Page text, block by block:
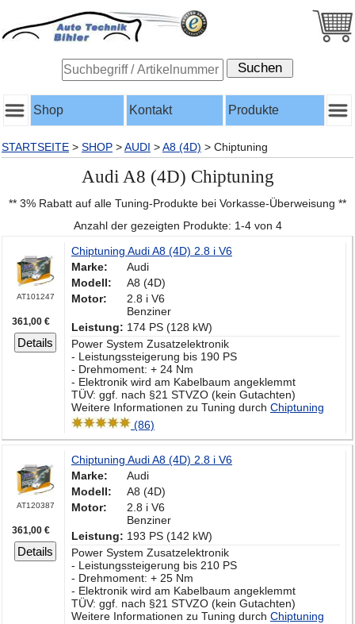
Shop Kontakt Produkte
STARTSEITE > SHOP >AUDI >A8 (4D) > Chiptuning
Audi A8 (4D) Chiptuning
** 3% Rabatt auf alle Tuning-Produkte bei Vorkasse-Überweisung **
Anzahl der gezeigten Produkte: 1-4 von 4
AT101247
361,00 €
Details
Chiptuning Audi A8 (4D) 2.8 i V6
Marke:
Audi
Modell:
A8 (4D)
Motor:
2.8 i V6
Benziner
Leistung: 174 PS (128 kW)
Power System Zusatzelektronik
- Leistungssteigerung bis 190 PS
- Drehmoment: + 24 Nm
- Elektronik wird am Kabelbaum angeklemmt
TÜV: ggf. nach §21 STVZO (kein Gutachten)
Weitere Informationen zu Tuning durch Chiptuning
(86)
AT120387
361,00 €
Details
Chiptuning Audi A8 (4D) 2.8 i V6
Marke:
Audi
Modell:
A8 (4D)
Motor:
2.8 i V6
Benziner
Leistung: 193 PS (142 kW)
Power System Zusatzelektronik
- Leistungssteigerung bis 210 PS
- Drehmoment: + 25 Nm
- Elektronik wird am Kabelbaum angeklemmt
TÜV: ggf. nach §21 STVZO (kein Gutachten)
Weitere Informationen zu Tuning durch Chiptuning